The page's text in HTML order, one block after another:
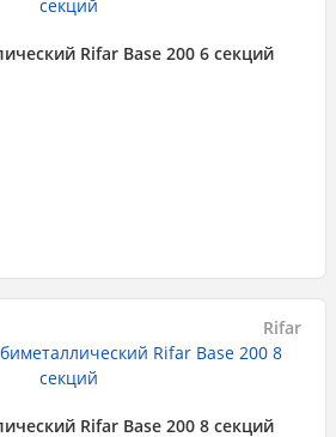
Rifar Base 200 6 секций
Rifar
Rifar Base 200 8 секций